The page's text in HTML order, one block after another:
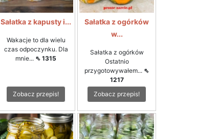
Sałatka z kapusty i...
Wakacje to dla wielu
czas odpoczynku. Dla
mnie... ⇖ 1315
Zobacz przepis!
Sałatka z ogórków
w...
Sałatka z ogórków
Ostatnio
przygotowywałem... ⇖
1217
Zobacz przepis!